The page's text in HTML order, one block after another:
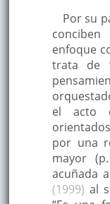
Por su
enfoque
trata de
el acto
por una
mayor
acuñada
(1999) al